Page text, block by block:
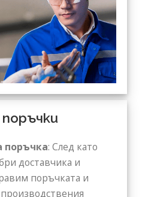
поръчка: След като
доставчика и
поръчката и